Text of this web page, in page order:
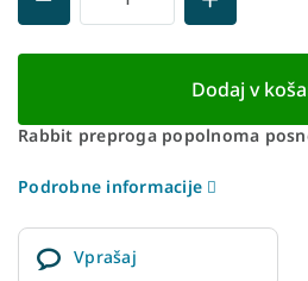
Dodaj v
Rabbit preproga popolnoma
Podrobne informacije
Vprašaj